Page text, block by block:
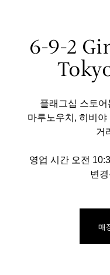
6-9-2
플래그십 스토
마루노우치, 히비
거
영업 시간 오전
변
매